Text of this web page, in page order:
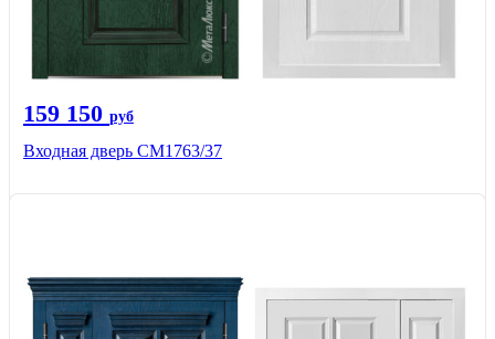
159 150 руб
Входная дверь СМ1763/37